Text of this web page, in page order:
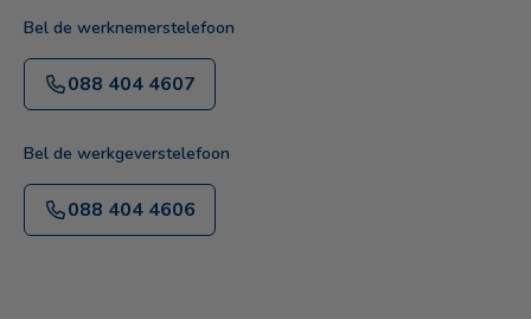
Bel de werknemerstelefoon
088 404 4607
Bel de werkgeverstelefoon
088 404 4606